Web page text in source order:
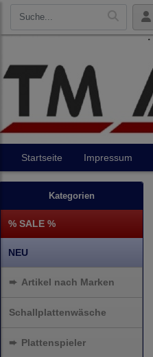
Startseite Impressum
Kategorien
% SALE %
NEU
➨ Artikel nach Marken
Schallplattenwäsche
➨ Plattenspieler